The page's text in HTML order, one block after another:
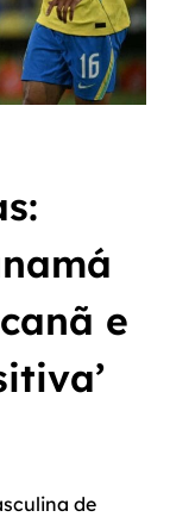
e
de